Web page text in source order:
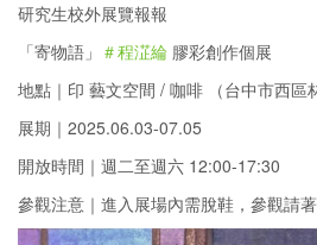
研究生校外展覽報報
「寄物語」 ＃程淽綸 膠彩創作個展
地點｜印 藝文空間 / 咖啡 （台中市西區
展期｜2025.06.03-07.05
開放時間｜週二至週六 12:00-17:30
參觀注意｜進入展場內需脫鞋，參觀請著